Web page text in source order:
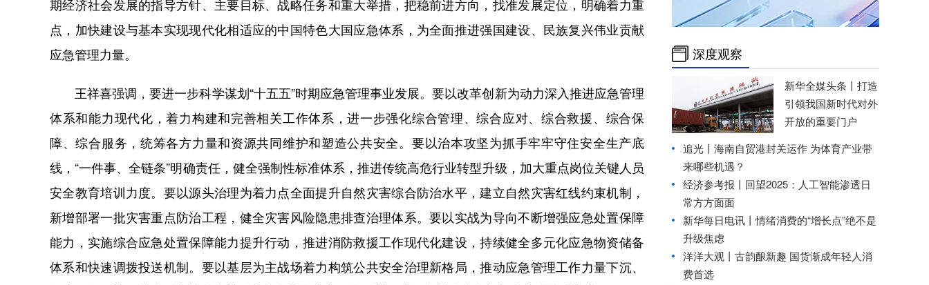
期经济社会发展的指导方针、主要目标、战略任务和重大举措，把稳前进方向，找准发展定位，明确着力重
点，加快建设与基本实现现代化相适应的中国特色大国应急体系，为全面推进强国建设、民族复兴伟业贡献
应急管理力量。
王祥喜强调，要进一步科学谋划“十五五”时期应急管理事业发展。要以改革创新为动力深入推进应急管理
体系和能力现代化，着力构建和完善相关工作体系，进一步强化综合管理、综合应对、综合救援、综合保
障、综合服务，统筹各方力量和资源共同维护和塑造公共安全。要以治本攻坚为抓手牢牢守住安全生产底
线，“一件事、全链条”明确责任，健全强制性标准体系，推进传统高危行业转型升级，加大重点岗位关键人员
安全教育培训力度。要以源头治理为着力点全面提升自然灾害综合防治水平，建立自然灾害红线约束机制，
新增部署一批灾害重点防治工程，健全灾害风险隐患排查治理体系。要以实战为导向不断增强应急处置保障
能力，实施综合应急处置保障能力提升行动，推进消防救援工作现代化建设，持续健全多元化应急物资储备
体系和快速调拨投送机制。要以基层为主战场着力构筑公共安全治理新格局，推动应急管理工作力量下沉、
深度观察
新华全媒头条丨 打造
引领我国新时代对外
开放的重要门户
追光丨 海南自贸港封关运作 为体育产业带
来哪些机遇？
经济参考报丨 回望2025：人工智能渗透日
常方方面面
新华每日电讯丨情绪消费的“增长点”绝不是
升级焦虑
洋洋大观丨古韵酿新趣 国货渐成年轻人消
费首选